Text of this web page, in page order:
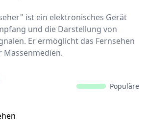
ist ein elektronisches Gerät
und die Darstellung von
Er ermöglicht das Fernsehen
Massenmedien.
Populäre